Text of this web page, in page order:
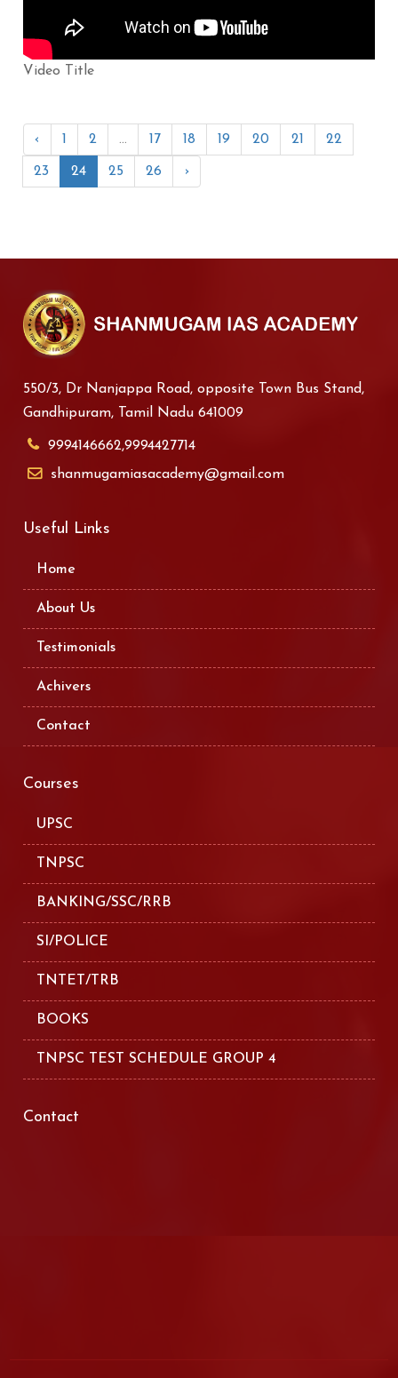
Video Title
‹ 1 2 ... 17 18 19 20 21 22
23 24 25 26 ›
550/3, Dr Nanjappa Road, opposite Town Bus Stand,
Gandhipuram, Tamil Nadu 641009
9994146662,9994427714
shanmugamiasacademy@gmail.com
Useful Links
Home
About Us
Testimonials
Achivers
Contact
Courses
UPSC
TNPSC
BANKING/SSC/RRB
SI/POLICE
TNTET/TRB
BOOKS
TNPSC TEST SCHEDULE GROUP 4
Contact